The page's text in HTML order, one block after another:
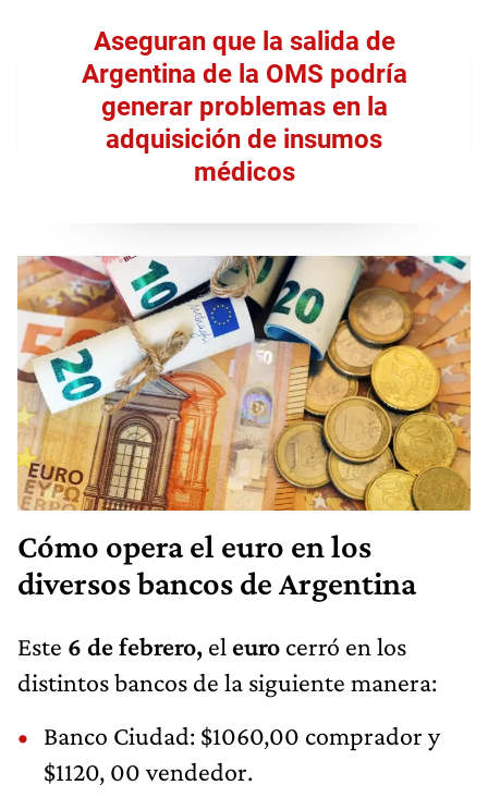
Aseguran que la salida de
Argentina de la OMS podría
generar problemas en la
adquisición de insumos
médicos
Cómo opera el euro en los
diversos bancos de Argentina
Este 6 de febrero, el euro cerró en los
distintos bancos de la siguiente manera:
Banco Ciudad: $1060,00 comprador y
$1120, 00 vendedor.